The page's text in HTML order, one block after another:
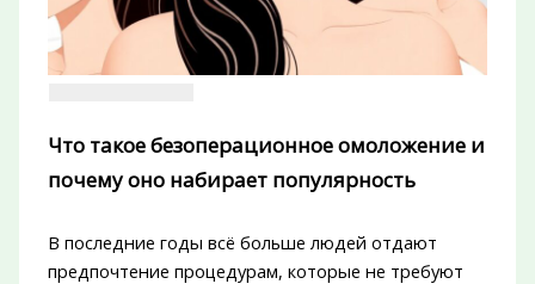
Что такое безоперационное омоложение и
почему оно набирает популярность
В последние годы всё больше людей отдают
предпочтение процедурам, которые не требуют